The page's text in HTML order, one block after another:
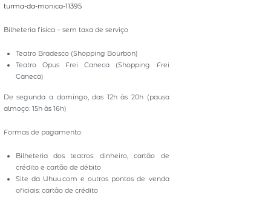
turma-da-monica-11395
Bilheteria física – sem taxa de serviço
Teatro Bradesco (Shopping Bourbon)
Teatro Opus Frei Caneca (Shopping Frei
Caneca)
De segunda a domingo, das 12h às 20h (pausa
almoço: 15h às 16h)
Formas de pagamento:
Bilheteria dos teatros: dinheiro, cartão de
crédito e cartão de débito
Site da Uhuu.com e outros pontos de venda
oficiais: cartão de crédito